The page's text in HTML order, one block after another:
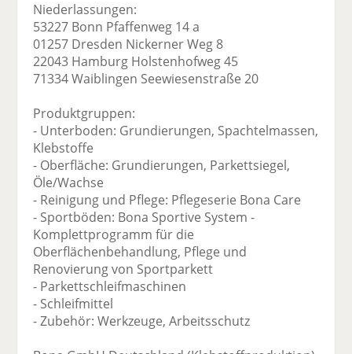
Niederlassungen:
53227 Bonn Pfaffenweg 14 a
01257 Dresden Nickerner Weg 8
22043 Hamburg Holstenhofweg 45
71334 Waiblingen Seewiesenstraße 20
Produktgruppen:
- Unterboden: Grundierungen, Spachtelmassen,
Klebstoffe
- Oberfläche: Grundierungen, Parkettsiegel,
Öle/Wachse
- Reinigung und Pflege: Pflegeserie Bona Care
- Sportböden: Bona Sportive System -
Komplettprogramm für die
Oberflächenbehandlung, Pflege und
Renovierung von Sportparkett
- Parkettschleifmaschinen
- Schleifmittel
- Zubehör: Werkzeuge, Arbeitsschutz